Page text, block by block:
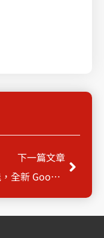
下一篇文章
AI 賦能，全新 Google Workspace 工作效率再升級！
Next